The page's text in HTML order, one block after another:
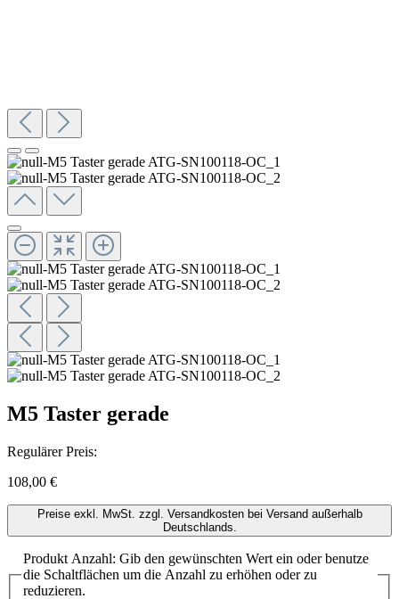
M5 Taster gerade
Regulärer Preis:
108,00 €
Preise exkl. MwSt. zzgl. Versandkosten bei Versand außerhalb
Deutschlands.
Produkt Anzahl: Gib den gewünschten Wert ein oder benutze
die Schaltflächen um die Anzahl zu erhöhen oder zu
reduzieren.